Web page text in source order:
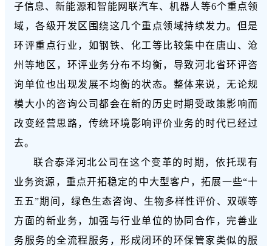
子信息、新能源和智能网联汽车、机器人等6个重点领
域，各级开发区围绕这几个重点领域持续发力。但是
环评重点行业，如钢铁、化工等比较集中在唐山、沧
州等地区，环评业务分布不均衡，导致河北省环评咨
询单位也出现发展不均衡的状态。整体来说，无论规
模大小的咨询公司都会在新的历史时期受政策影响而
改变经营思路，传统环境影响评价业务的时代已经过
去。
联合泰泽河北公司在这个变革的时期，依托现有
业务资源，重点开拓稳定的中大型客户，拓展一些“十
五五”期间，绿色生态咨询、 生物多样性评价、双碳等
方面的新业务，加强与行业单位的协同合作，完善业
务服务的全流程服务，形成闭环的环保管家类似的服